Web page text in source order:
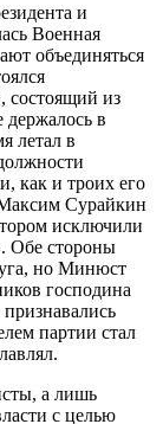
и
Военная
объединяться
состоящий из
в
летал в
как и троих его
Сурайкин
исключили
Обе стороны
но Минюст
господина
партии стал
а лишь
с целью